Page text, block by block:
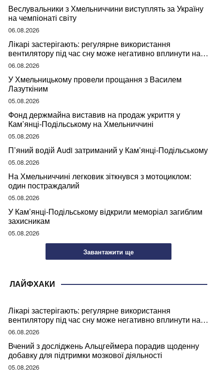
Веслувальники з Хмельниччини виступлять за Україну
на чемпіонаті світу
06.08.2026
Лікарі застерігають: регулярне використання
вентилятору під час сну може негативно вплинути на
ваше здоров’я
06.08.2026
У Хмельницькому провели прощання з Василем
Лазуткіним
05.08.2026
Фонд держмайна виставив на продаж укриття у
Кам’янці-Подільському на Хмельниччині
05.08.2026
П’яний водій Audi затриманий у Кам’янці-Подільському
05.08.2026
На Хмельниччині легковик зіткнувся з мотоциклом:
один постраждалий
05.08.2026
У Кам’янці-Подільському відкрили меморіал загиблим
захисникам
05.08.2026
Завантажити ще
ЛАЙФХАКИ
Лікарі застерігають: регулярне використання
вентилятору під час сну може негативно вплинути на
ваше здоров’я
06.08.2026
Вчений з досліджень Альцгеймера порадив щоденну
добавку для підтримки мозкової діяльності
05.08.2026